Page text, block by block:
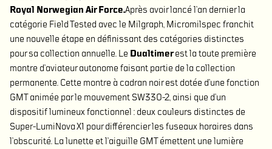
Royal Norwegian Air Force.Après avoir lancé l’an dernier la
catégorie Field Tested avec le Milgraph, Micromilspec franchit
une nouvelle étape en définissant des catégories distinctes
pour sa collection annuelle. Le Dualtimerest la toute première
montre d’aviateur autonome faisant partie de la collection
permanente. Cette montre à cadran noir est dotée d’une fonction
GMT animée par le mouvement SW330-2, ainsi que d’un
dispositif lumineux fonctionnel : deux couleurs distinctes de
Super-LumiNova X1 pour différencier les fuseaux horaires dans
l’obscurité. La lunette et l’aiguille GMT émettent une lumière